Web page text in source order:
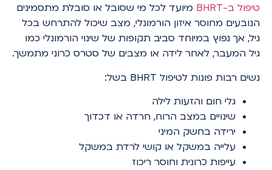
טיפול ב-BHRT
מיועד לכל מי שסובל או סובלת מתסמינים
הנובעים מחוסר איזון הורמונלי, מצב שיכול להתרחש בכל
גיל, אך נפוץ במיוחד סביב תקופות של שינוי הורמונלי כמו
גיל המעבר, לאחר לידה או מצבים של סטרס כרוני מתמשך.
נשים רבות פונות לטיפול BHRT בשל:
גלי חום והזעות לילה
שינויים במצב הרוח, חרדה או דכדוך
ירידה בחשק המיני
עלייה במשקל או קושי לרדת במשקל
עייפות כרונית וחוסר ריכוז